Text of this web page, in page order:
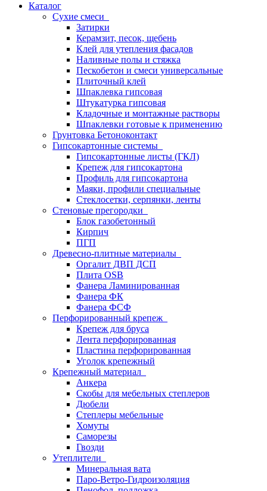
Каталог
Сухие смеси
Затирки
Керамзит, песок, щебень
Клей для утепления фасадов
Наливные полы и стяжка
Пескобетон и смеси универсальные
Плиточный клей
Шпаклевка гипсовая
Штукатурка гипсовая
Кладочные и монтажные растворы
Шпаклевки готовые к применению
Грунтовка Бетоноконтакт
Гипсокартонные системы
Гипсокартонные листы (ГКЛ)
Крепеж для гипсокартона
Профиль для гипсокартона
Маяки, профили специальные
Стеклосетки, серпянки, ленты
Стеновые прегородки
Блок газобетонный
Кирпич
ПГП
Древесно-плитные материалы
Оргалит ДВП ДСП
Плита OSB
Фанера Ламинированная
Фанера ФК
Фанера ФСФ
Перфорированный крепеж
Крепеж для бруса
Лента перфорированная
Пластина перфорированная
Уголок крепежный
Крепежный материал
Анкера
Скобы для мебельных степлеров
Дюбели
Степлеры мебельные
Хомуты
Саморезы
Гвозди
Утеплители
Минеральная вата
Паро-Ветро-Гидроизоляция